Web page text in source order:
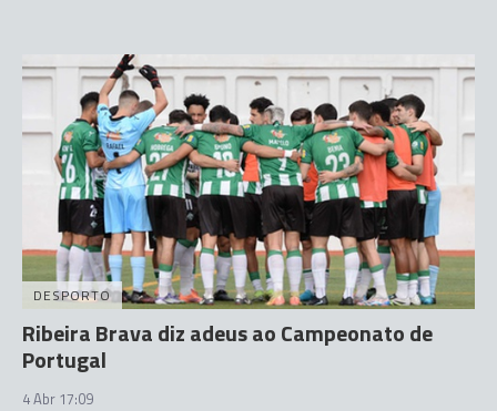
DESPORTO
Ribeira Brava diz adeus ao Campeonato de
Portugal
4 Abr 17:09